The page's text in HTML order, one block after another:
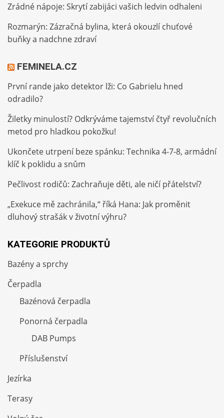
Zrádné nápoje: Skrytí zabijáci vašich ledvin odhaleni
Rozmarýn: Zázračná bylina, která okouzlí chuťové
buňky a nadchne zdraví
FEMINELA.CZ
První rande jako detektor lži: Co Gabrielu hned
odradilo?
Žiletky minulostí? Odkrýváme tajemství čtyř revolučních
metod pro hladkou pokožku!
Ukončete utrpení beze spánku: Technika 4-7-8, armádní
klíč k poklidu a snům
Pečlivost rodičů: Zachraňuje děti, ale ničí přátelství?
„Exekuce mě zachránila,“ říká Hana: Jak proměnit
dluhový strašák v životní výhru?
KATEGORIE PRODUKTŮ
Bazény a sprchy
Čerpadla
Bazénová čerpadla
Ponorná čerpadla
DAB Pumps
Příslušenství
Jezírka
Terasy